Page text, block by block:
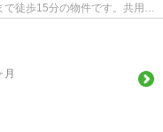
徒歩15分の物件です。共用部
月